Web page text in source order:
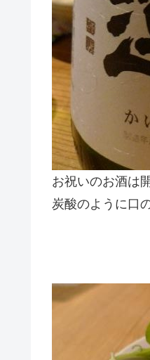
お祝いのお酒は
炭酸のように口